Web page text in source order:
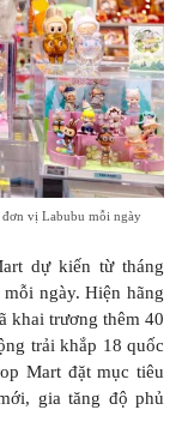
vị Labubu mỗi ngày
dự kiến từ tháng
ngày. Hiện hãng
khai trương thêm 40
trải khắp 18 quốc
Mart đặt mục tiêu
gia tăng độ phủ